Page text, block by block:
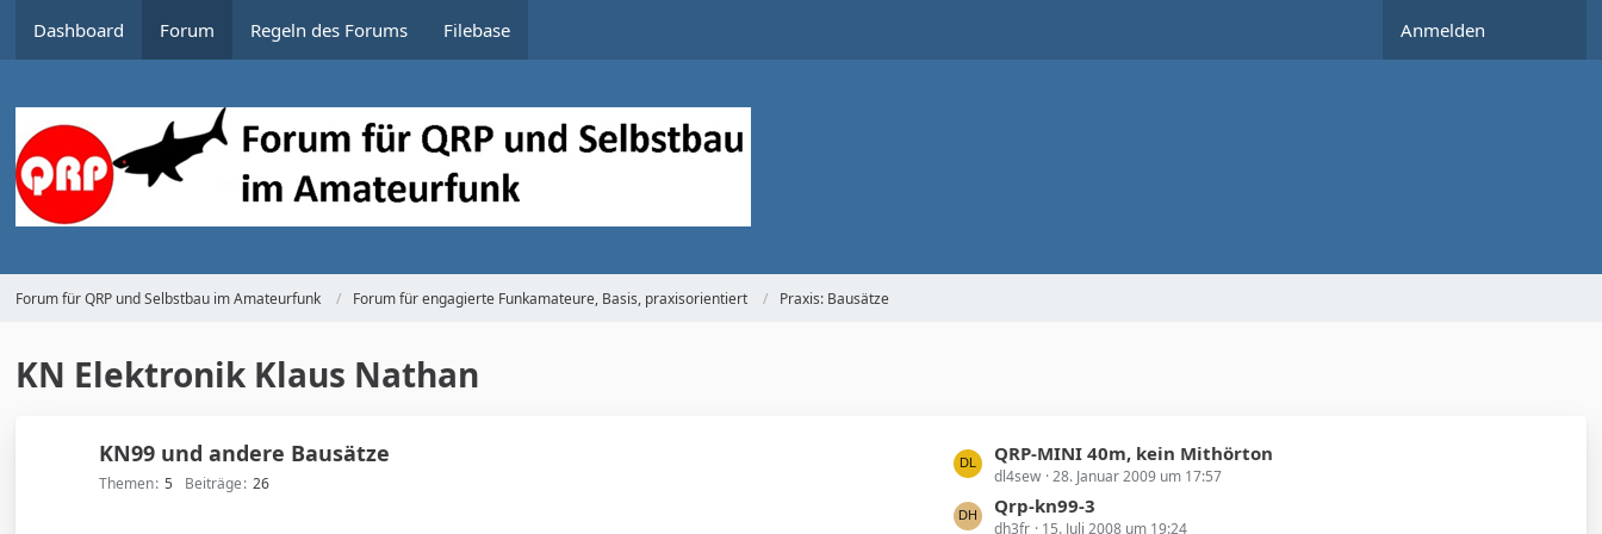
Dashboard Forum Regeln des Forums Filebase Anmelden
Forum für QRP und Selbstbau im Amateurfunk Forum für engagierte Funkamateure, Basis, praxisorientiert Praxis: Bausätze
KN Elektronik Klaus Nathan
KN99 und andere Bausätze
Themen 5 Beiträge 26
L
e
t
QRP-MINI 40m, kein Mithörton
dl4sew 28. Januar 2009 um 17:57
Qrp-kn99-3
dh3fr 15. Juli 2008 um 19:24